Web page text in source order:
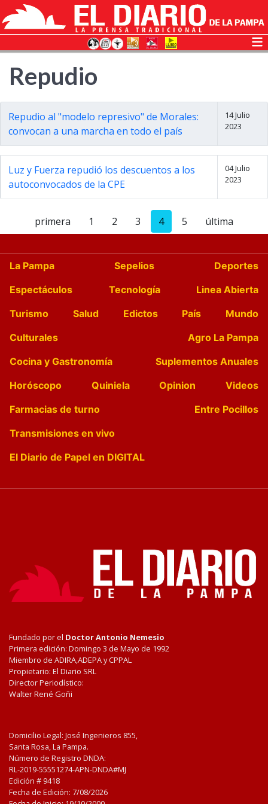
Repudio
Repudio al "modelo represivo" de Morales:
convocan a una marcha en todo el país
14 Julio
2023
Luz y Fuerza repudió los descuentos a los
autoconvocados de la CPE
04 Julio
2023
primera 1 2 3 4 5 última
La Pampa Sepelios
Deportes
Espectáculos
Tecnología
Linea Abierta
Turismo
Salud Edictos País
Mundo
Culturales
Agro La Pampa
Cocina y Gastronomía
Suplementos Anuales
Horóscopo
Quiniela Opinion
Videos
Farmacias de turno
Entre Pocillos
Transmisiones en vivo
El Diario de Papel en DIGITAL
Fundado por el Doctor Antonio Nemesio
Primera edición: Domingo 3 de Mayo de 1992
Miembro de ADIRA,ADEPA y CPPAL
Propietario: El Diario SRL
Director Periodístico:
Walter René Goñi
Domicilio Legal: José Ingenieros 855,
Santa Rosa, La Pampa.
Número de Registro DNDA:
RL-2019-55551274-APN-DNDA#MJ
Edición # 9418
Fecha de Edición: 7/08/2026